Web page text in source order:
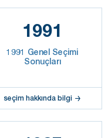
1991
1991 Genel Seçimi
Sonuçları
seçim hakkında bilgi